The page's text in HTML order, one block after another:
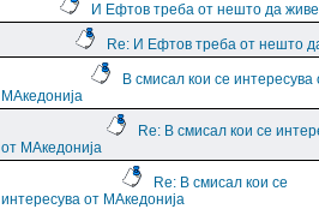
И Ефтов треба от нешто да
Re: И Ефтов треба от нешто
В смисал кои се интересува
МАкедонија
Re: В смисал кои се
от МАкедонија
Re: В смисал кои се
интересува от МАкедонија